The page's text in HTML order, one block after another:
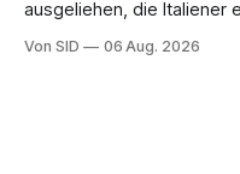
ausgeliehen, die Italiener
Von SID 06 Aug. 2026